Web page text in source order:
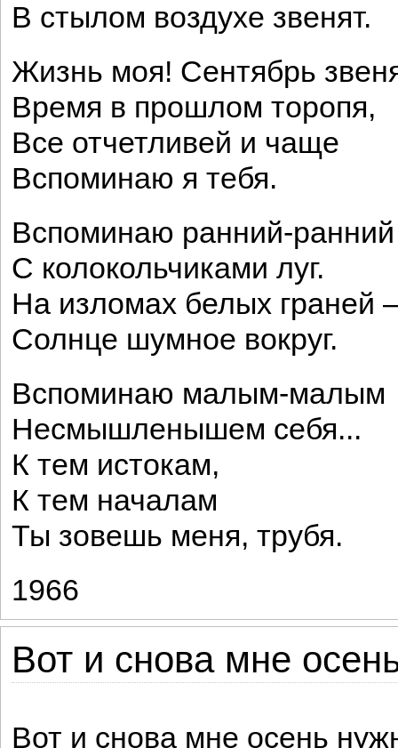
В стылом воздухе звенят.
Жизнь моя! Сентябрь
Время в прошлом торопя,
Все отчетливей и чаще
Вспоминаю я тебя.
Вспоминаю ранний-ранний
С колокольчиками луг.
На изломах белых граней
Солнце шумное вокруг.
Вспоминаю малым-малым
Несмышленышем себя...
К тем истокам,
К тем началам
Ты зовешь меня, трубя.
1966
Вот и снова мне
Вот и снова мне осень